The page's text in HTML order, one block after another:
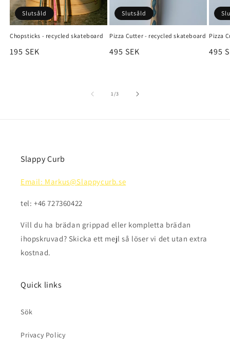
Slutsåld
Chopsticks - recycled skateboard
Ordinarie
195 SEK
Slutsåld
Pizza Cutter - recycled skateboard
Ordinarie
495 SEK
Pizza
495
1/av
3
Slappy Curb
Email: Markus@Slappycurb.se
tel: +46 727360422
Vill du ha brädan grippad eller kompletta brädan
ihopskruvad? Skicka ett mejl så löser vi det utan extra
kostnad.
Quick links
Sök
Privacy Policy